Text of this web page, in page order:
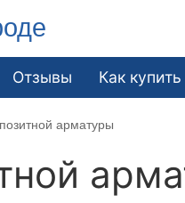
Отзывы Как купить
арматуры